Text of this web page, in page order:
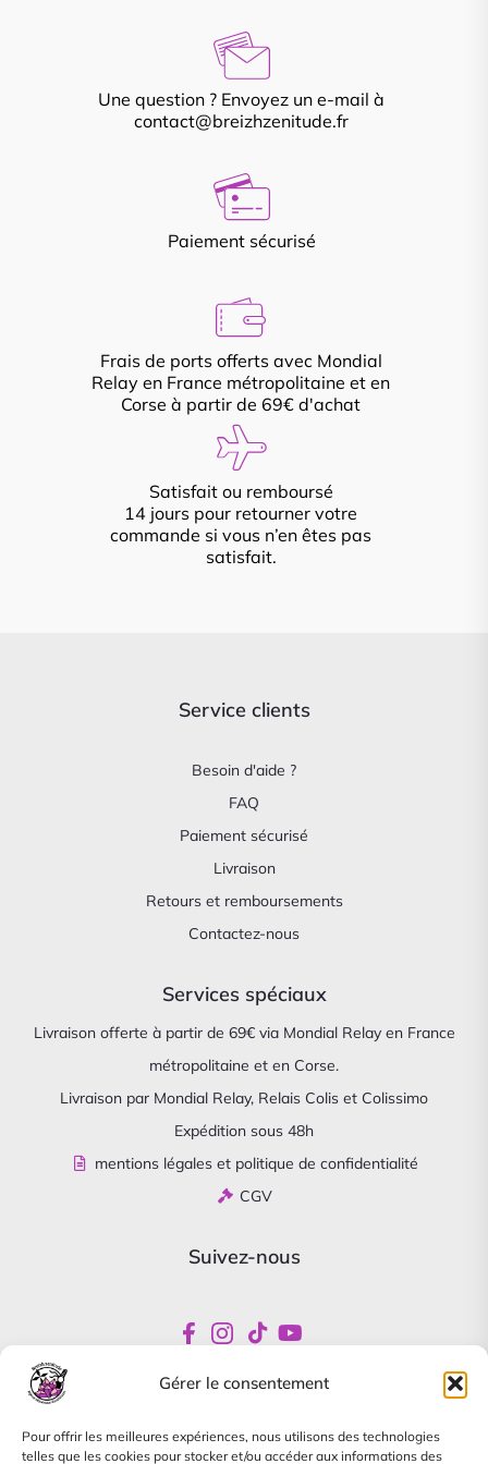
Gérer le consentement
Pour offrir les meilleures expériences, nous utilisons des technologies
telles que les cookies pour stocker et/ou accéder aux informations des
Une question ? Envoyez un e-mail à
contact@breizhzenitude.fr
Paiement sécurisé
Frais de ports offerts avec Mondial
Relay en France métropolitaine et en
Corse à partir de 69€ d'achat
Satisfait ou remboursé
14 jours pour retourner votre
commande si vous n’en êtes pas
satisfait.
Service clients
Besoin d'aide ?
FAQ
Paiement sécurisé
Livraison
Retours et remboursements
Contactez-nous
Services spéciaux
Livraison offerte à partir de 69€ via Mondial Relay en France
métropolitaine et en Corse.
Livraison par Mondial Relay, Relais Colis et Colissimo
Expédition sous 48h
mentions légales et politique de confidentialité
CGV
Suivez-nous
Newsletter
Abonnez-vous pour être informés de nos offres